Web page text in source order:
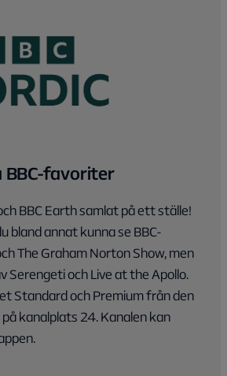
favoriter
BBC Earth samlat på ett ställe!
bland annat kunna se BBC-
The Graham Norton Show, men
Serengeti och Live at the Apollo.
Standard och Premium från den
kanalplats 24. Kanalen kan